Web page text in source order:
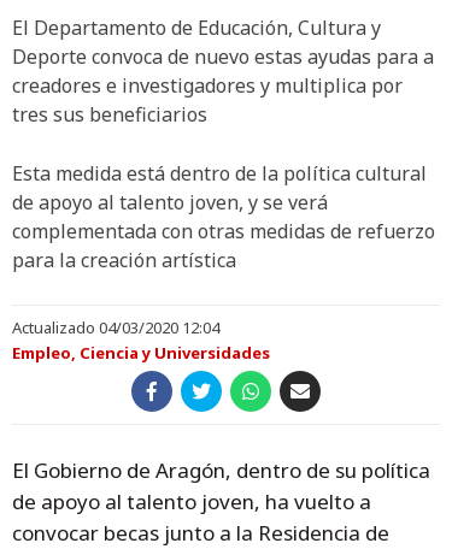
El Departamento de Educación, Cultura y
Deporte convoca de nuevo estas ayudas para a
creadores e investigadores y multiplica por
tres sus beneficiarios
Esta medida está dentro de la política cultural
de apoyo al talento joven, y se verá
complementada con otras medidas de refuerzo
para la creación artística
Actualizado 04/03/2020 12:04
Empleo, Ciencia y Universidades
El Gobierno de Aragón, dentro de su política
de apoyo al talento joven, ha vuelto a
convocar becas junto a la Residencia de